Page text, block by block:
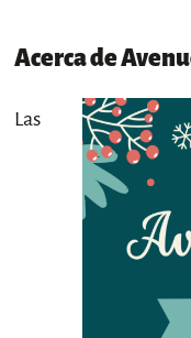
Acerca de
Las